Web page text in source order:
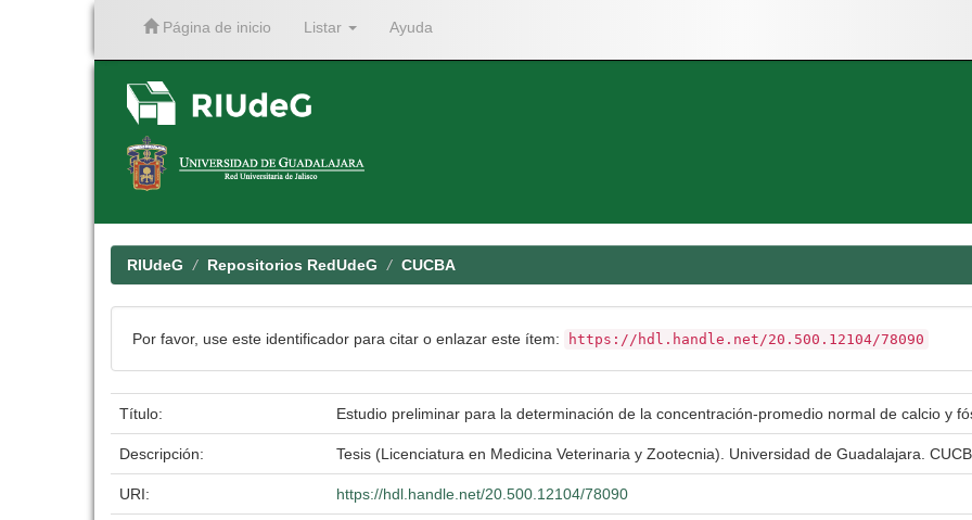
Página de inicio Listar Ayuda
RIUdeG Repositorios RedUdeG CUCBA
Por favor, use este identificador para citar o enlazar este ítem: https://hdl.handle.net/20.500.12104/78090
Título: Estudio preliminar para la determinación de la concentración-promedio normal de calcio y
Descripción: Tesis (Licenciatura en Medicina Veterinaria y Zootecnia). Universidad de Guadalajara.
URI: https://hdl.handle.net/20.500.12104/78090